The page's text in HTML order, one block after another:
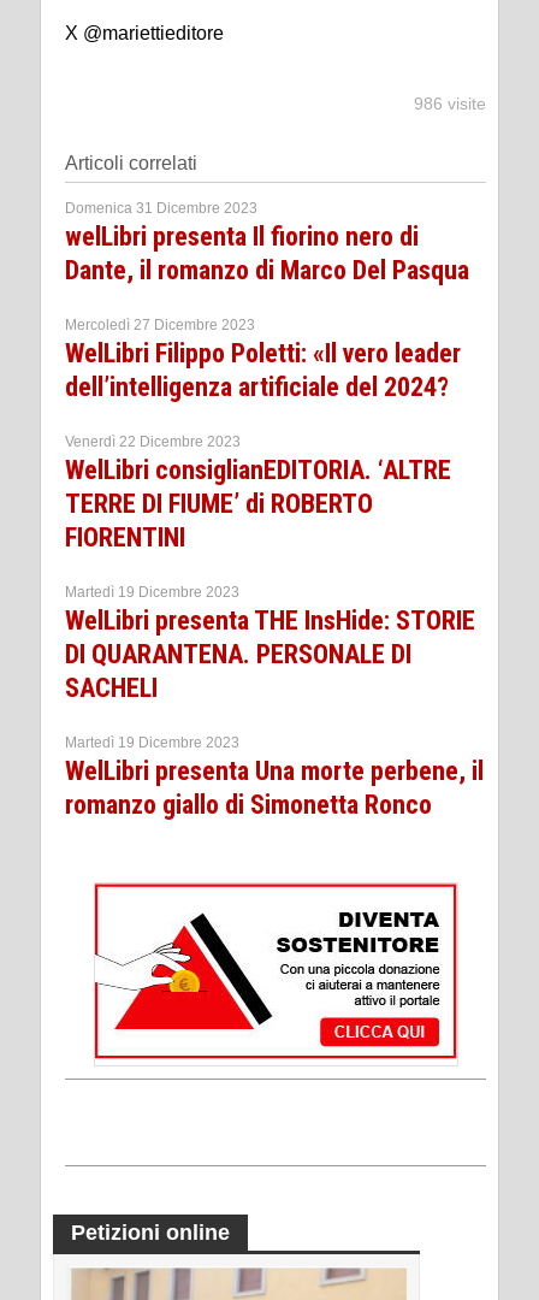
X @mariettieditore
986 visite
Articoli correlati
Domenica 31 Dicembre 2023
welLibri presenta Il fiorino nero di
Dante, il romanzo di Marco Del Pasqua
Mercoledì 27 Dicembre 2023
WelLibri Filippo Poletti: «Il vero leader
dell’intelligenza artificiale del 2024?
Venerdì 22 Dicembre 2023
WelLibri consiglianEDITORIA. ‘ALTRE
TERRE DI FIUME’ di ROBERTO
FIORENTINI
Martedì 19 Dicembre 2023
WelLibri presenta THE InsHide: STORIE
DI QUARANTENA. PERSONALE DI
SACHELI
Martedì 19 Dicembre 2023
WelLibri presenta Una morte perbene, il
romanzo giallo di Simonetta Ronco
Petizioni online